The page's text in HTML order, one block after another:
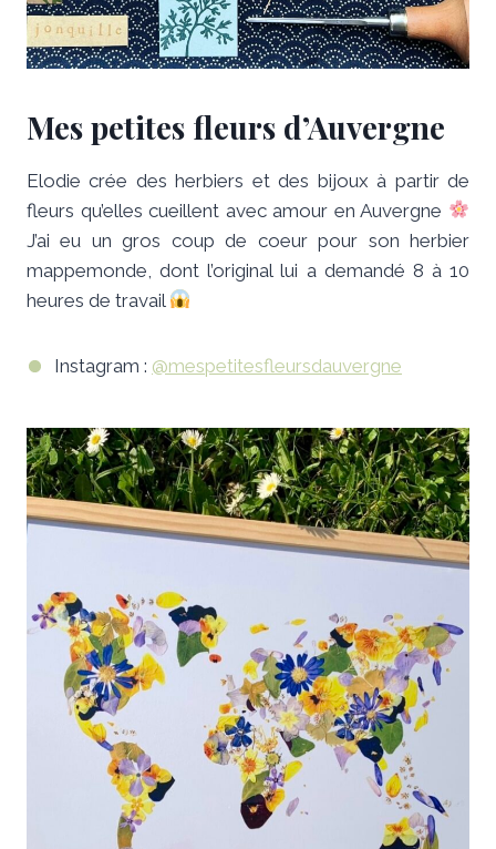
Mes petites fleurs d’Auvergne
Elodie crée des herbiers et des bijoux à partir de
fleurs qu’elles cueillent avec amour en Auvergne
J’ai eu un gros coup de coeur pour son herbier
mappemonde, dont l’original lui a demandé 8 à 10
heures de travail
Instagram : @mespetitesfleursdauvergne